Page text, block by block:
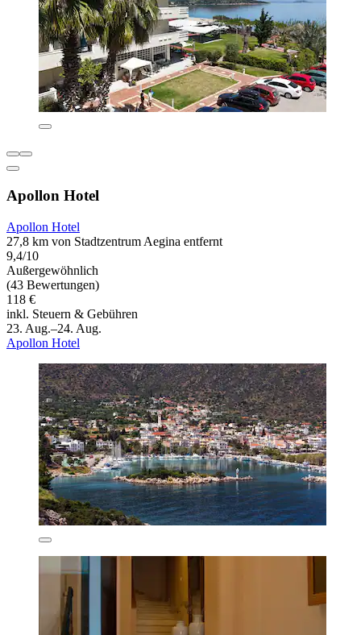
Apollon Hotel
Apollon Hotel
27,8 km von Stadtzentrum Aegina entfernt
9,4/10
Außergewöhnlich
(43 Bewertungen)
118 €
inkl. Steuern & Gebühren
23. Aug.–24. Aug.
Apollon Hotel